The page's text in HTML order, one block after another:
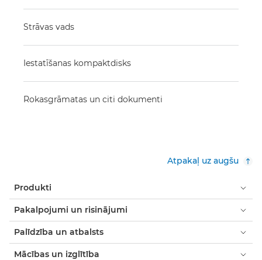
Strāvas vads
Iestatīšanas kompaktdisks
Rokasgrāmatas un citi dokumenti
Atpakaļ uz augšu
Produkti
Pakalpojumi un risinājumi
Palīdzība un atbalsts
Mācības un izglītība